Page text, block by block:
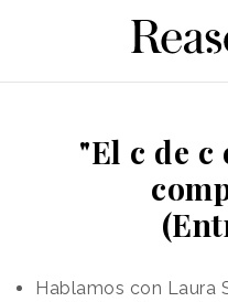
"El c de c
Hablamos con Laura